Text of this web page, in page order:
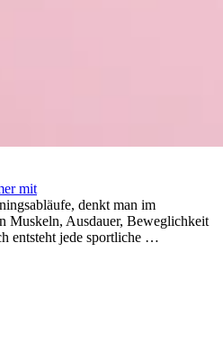
mit
denkt man im
Muskeln, Ausdauer, Beweglichkeit
entsteht jede sportliche …